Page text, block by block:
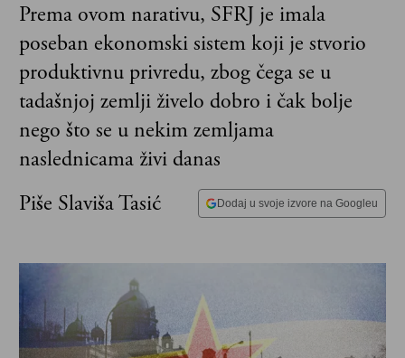
Prema ovom narativu, SFRJ je imala
poseban ekonomski sistem koji je stvorio
produktivnu privredu, zbog čega se u
tadašnjoj zemlji živelo dobro i čak bolje
nego što se u nekim zemljama
naslednicama živi danas
Piše Slaviša Tasić
Dodaj u svoje izvore na Googleu